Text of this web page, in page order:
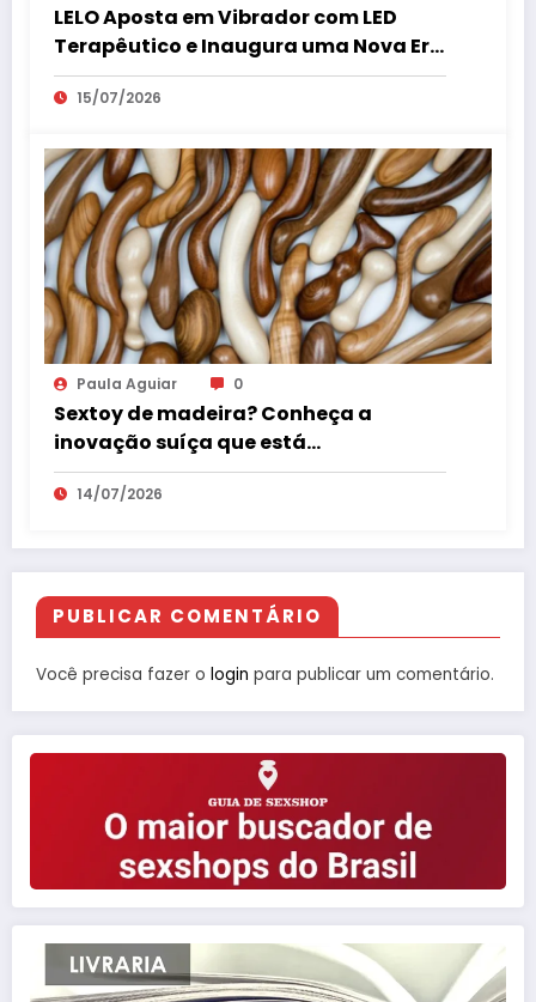
LELO Aposta em Vibrador com LED
Terapêutico e Inaugura uma Nova Era
do Bem-Estar Íntimo
15/07/2026
Paula Aguiar 0
Sextoy de madeira? Conheça a
inovação suíça que está
surpreendendo o mercado erótico
14/07/2026
PUBLICAR COMENTÁRIO
Você precisa fazer o login para publicar um comentário.